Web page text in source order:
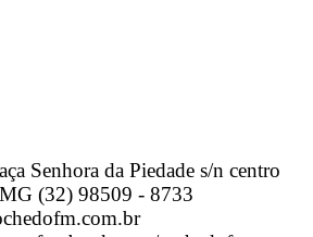
Senhora da Piedade s/n centro
(32) 98509 - 8733